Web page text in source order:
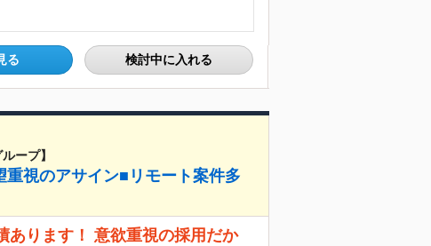
る 検討中に入れる
ープ】
視のアサイン■リモート案件多
あります！ 意欲重視の採用だか